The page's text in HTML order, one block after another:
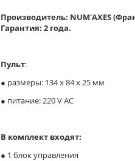
Производитель: NUM'AXES
Гарантия: 2 года.
Пульт:
● размеры: 134 x 84 x 25 мм
● питание: 220 V AC
В комплект входят:
● 1 блок управления